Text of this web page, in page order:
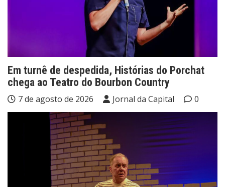
Em turnê de despedida, Histórias do Porchat
chega ao Teatro do Bourbon Country
7 de agosto de 2026 Jornal da Capital 0